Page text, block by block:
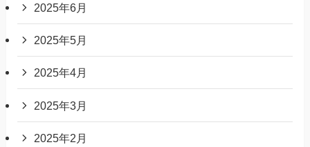
2025年6月
2025年5月
2025年4月
2025年3月
2025年2月